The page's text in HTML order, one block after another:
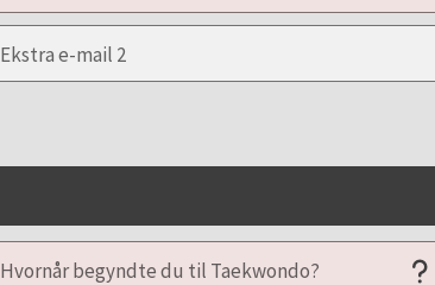
Ekstra e-mail 2
Hvornår begyndte du til Taekwondo?